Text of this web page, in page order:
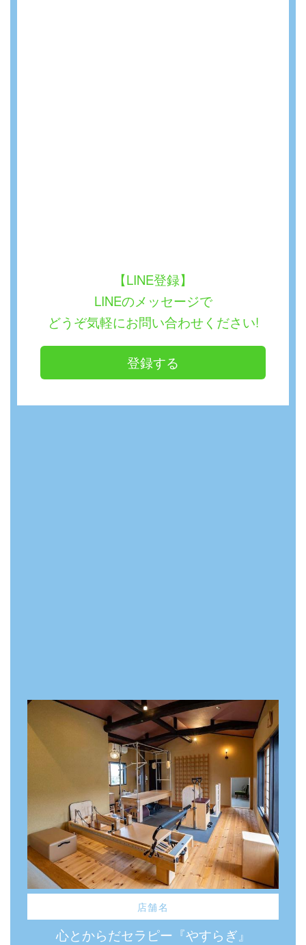
【LINE登録】
LINEのメッセージで
どうぞ気軽にお問い合わせください!
登録する
店舗名
心とからだセラピー『やすらぎ』